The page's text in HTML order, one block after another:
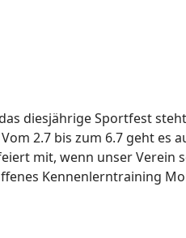
diesjährige Sportfest
2.7 bis zum 6.7 geht es
mit, wenn unser Verein
Kennenlerntraining